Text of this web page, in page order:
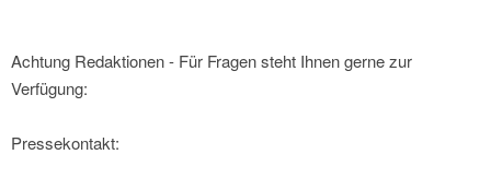
Achtung Redaktionen - Für Fragen steht Ihnen gerne zur
Verfügung:
Pressekontakt: